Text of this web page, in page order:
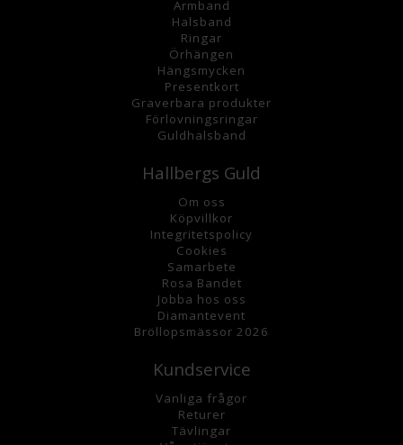
Armband
Halsband
Ringar
Örhängen
Hängsmycken
Presentkort
Graverbara produkter
Förlovningsringar
Guldhalsband
Hallbergs Guld
Om oss
Köpvillkor
Integritetspolicy
Cookies
Samarbete
Rosa Bandet
Jobba hos oss
Diamantevent
Bröllopsmässor 2026
Kundservice
Vanliga frågor
Returer
Tävlingar